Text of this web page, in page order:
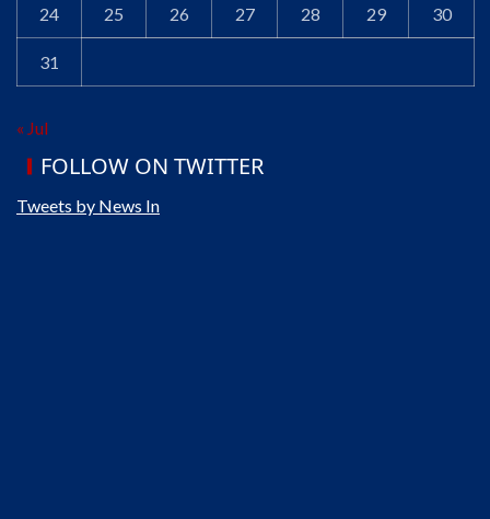
24 25 26 27 28 29 30
31
« Jul
FOLLOW ON TWITTER
Tweets by News In